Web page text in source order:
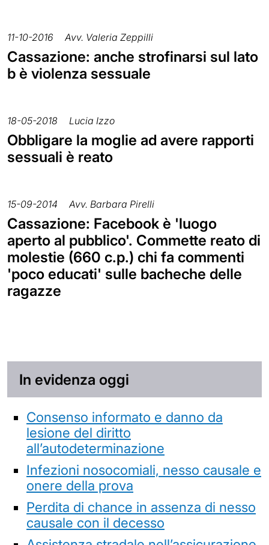
11-10-2016 Avv. Valeria Zeppilli
Cassazione: anche strofinarsi sul lato
b è violenza sessuale
18-05-2018 Lucia Izzo
Obbligare la moglie ad avere rapporti
sessuali è reato
15-09-2014 Avv. Barbara Pirelli
Cassazione: Facebook è 'luogo
aperto al pubblico'. Commette reato di
molestie (660 c.p.) chi fa commenti
'poco educati' sulle bacheche delle
ragazze
In evidenza oggi
Consenso informato e danno da
lesione del diritto
all’autodeterminazione
Infezioni nosocomiali, nesso causale e
onere della prova
Perdita di chance in assenza di nesso
causale con il decesso